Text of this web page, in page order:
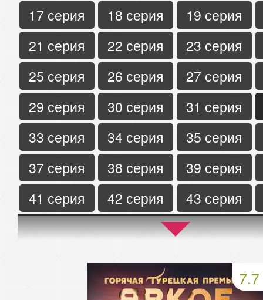
17 серия
18 серия
19 серия
21 серия
22 серия
23 серия
25 серия
26 серия
27 серия
29 серия
30 серия
31 серия
33 серия
34 серия
35 серия
37 серия
38 серия
39 серия
41 серия
42 серия
43 серия
45 серия
46 серия
47 серия
50 серия
51 серия
54 серия
55 серия
7.7